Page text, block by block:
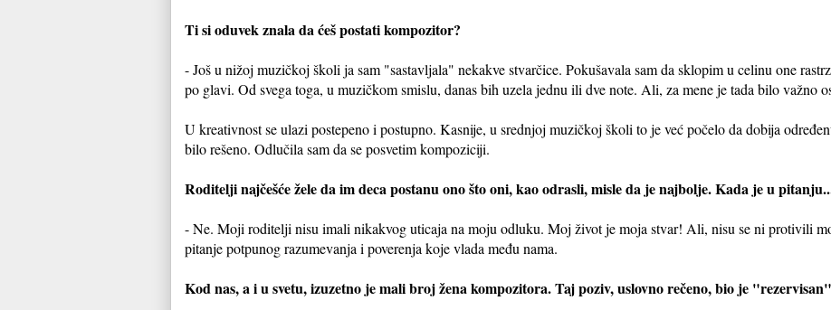
Ti si oduvek znala da ćeš postati kompozitor?
- Još u nižoj muzičkoj školi ja sam "sastavljala" nekakve stvarčice. Pokušavala sam da sklopim u celinu one
po glavi. Od svega toga, u muzičkom smislu, danas bih uzela jednu ili dve note. Ali, za mene je tada bilo važno
U kreativnost se ulazi postepeno i postupno. Kasnije, u srednjoj muzičkoj školi to je već počelo da dobija
bilo rešeno. Odlučila sam da se posvetim kompoziciji.
Roditelji najčešće žele da im deca postanu ono što oni, kao odrasli, misle da je najbolje. Kada je u
- Ne. Moji roditelji nisu imali nikakvog uticaja na moju odluku. Moj život je moja stvar! Ali, nisu se ni protivili
pitanje potpunog razumevanja i poverenja koje vlada među nama.
Kod nas, a i u svetu, izuzetno je mali broj žena kompozitora. Taj poziv, uslovno rečeno, bio je